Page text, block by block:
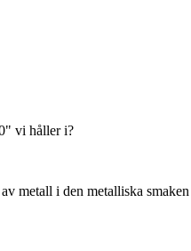
vi håller i?
metall i den metalliska